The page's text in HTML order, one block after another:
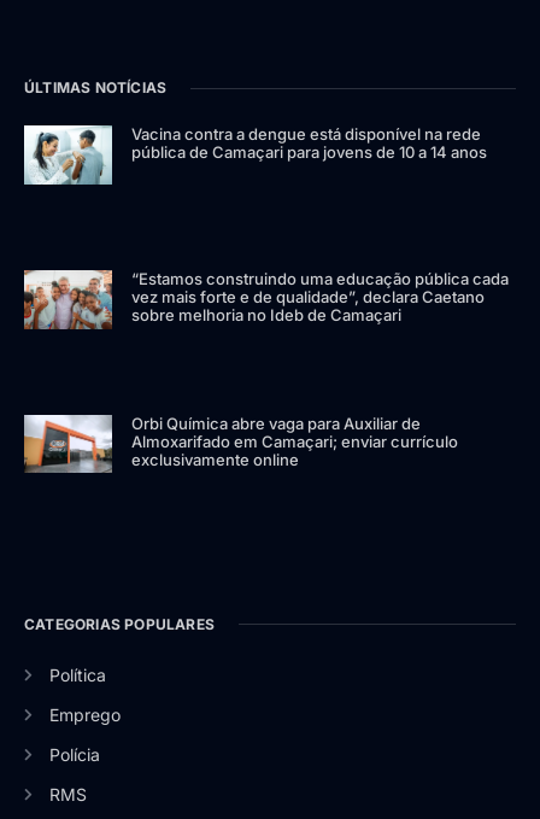
ÚLTIMAS NOTÍCIAS
Vacina contra a dengue está disponível na rede
pública de Camaçari para jovens de 10 a 14 anos
“Estamos construindo uma educação pública cada
vez mais forte e de qualidade”, declara Caetano
sobre melhoria no Ideb de Camaçari
Orbi Química abre vaga para Auxiliar de
Almoxarifado em Camaçari; enviar currículo
exclusivamente online
CATEGORIAS POPULARES
Política
Emprego
Polícia
RMS